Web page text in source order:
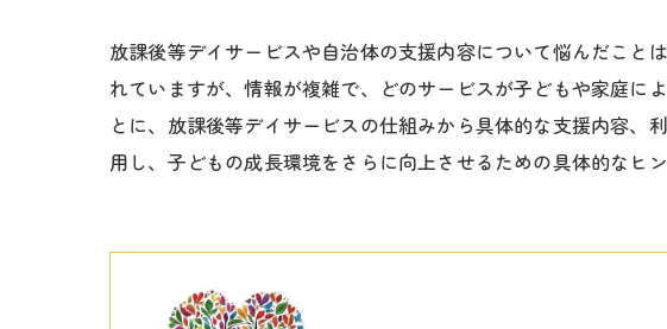
放課後等デイサービスや自治体の支援内容について悩んだこと
れていますが、情報が複雑で、どのサービスが子どもや家庭に
とに、放課後等デイサービスの仕組みから具体的な支援内容
用し、子どもの成長環境をさらに向上させるための具体的なヒ